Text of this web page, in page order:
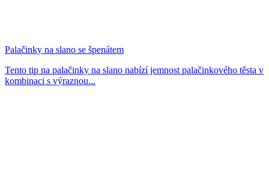
Palačinky na slano se špenátem
Tento tip na palačinky na slano nabízí jemnost palačinkového těsta v
kombinaci s výraznou...